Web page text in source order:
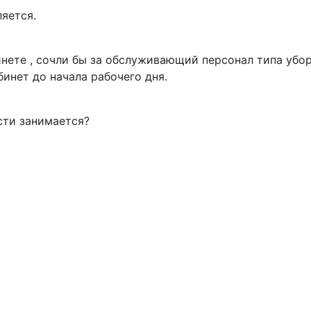
, сочли бы за обслуживающий персонал типа
до начала рабочего дня.
занимается?